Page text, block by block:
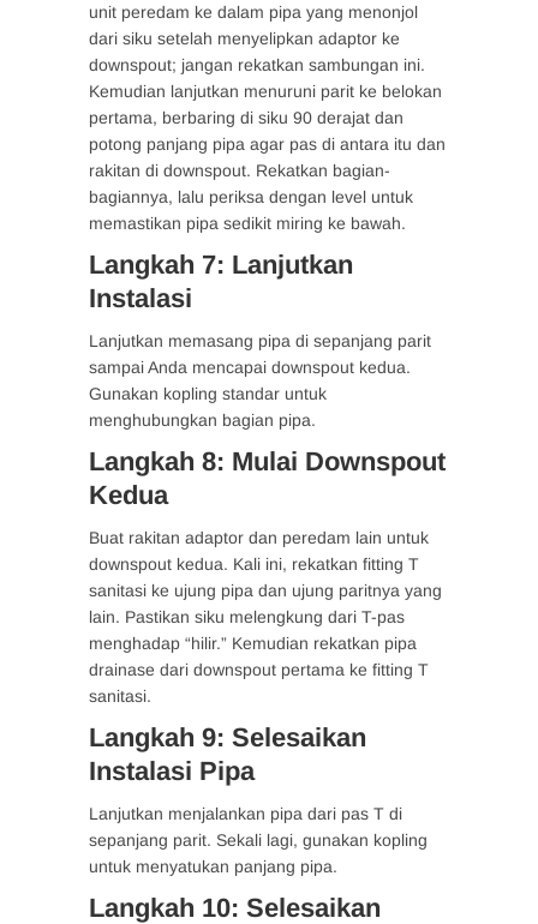
unit peredam ke dalam pipa yang menonjol
dari siku setelah menyelipkan adaptor ke
downspout; jangan rekatkan sambungan ini.
Kemudian lanjutkan menuruni parit ke belokan
pertama, berbaring di siku 90 derajat dan
potong panjang pipa agar pas di antara itu dan
rakitan di downspout. Rekatkan bagian-
bagiannya, lalu periksa dengan level untuk
memastikan pipa sedikit miring ke bawah.
Langkah 7: Lanjutkan
Instalasi
Lanjutkan memasang pipa di sepanjang parit
sampai Anda mencapai downspout kedua.
Gunakan kopling standar untuk
menghubungkan bagian pipa.
Langkah 8: Mulai Downspout
Kedua
Buat rakitan adaptor dan peredam lain untuk
downspout kedua. Kali ini, rekatkan fitting T
sanitasi ke ujung pipa dan ujung paritnya yang
lain. Pastikan siku melengkung dari T-pas
menghadap “hilir.” Kemudian rekatkan pipa
drainase dari downspout pertama ke fitting T
sanitasi.
Langkah 9: Selesaikan
Instalasi Pipa
Lanjutkan menjalankan pipa dari pas T di
sepanjang parit. Sekali lagi, gunakan kopling
untuk menyatukan panjang pipa.
Langkah 10: Selesaikan